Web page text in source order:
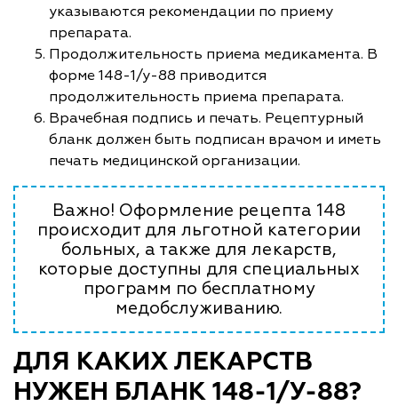
указываются рекомендации по приему
препарата.
Продолжительность приема медикамента. В
форме 148-1/у-88 приводится
продолжительность приема препарата.
Врачебная подпись и печать. Рецептурный
бланк должен быть подписан врачом и иметь
печать медицинской организации.
Важно! Оформление рецепта 148
происходит для льготной категории
больных, а также для лекарств,
которые доступны для специальных
программ по бесплатному
медобслуживанию.
ДЛЯ КАКИХ ЛЕКАРСТВ
НУЖЕН БЛАНК 148-1/У-88?